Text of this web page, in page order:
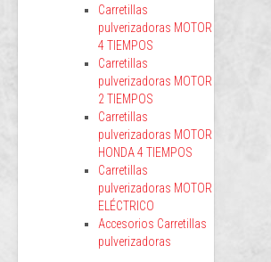
Carretillas
pulverizadoras MOTOR
4 TIEMPOS
Carretillas
pulverizadoras MOTOR
2 TIEMPOS
Carretillas
pulverizadoras MOTOR
HONDA 4 TIEMPOS
Carretillas
pulverizadoras MOTOR
ELÉCTRICO
Accesorios Carretillas
pulverizadoras